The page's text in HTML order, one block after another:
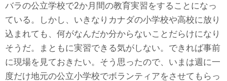
バラの公立学校で2か月間の教育実習をすることになっ
ている。しかし、いきなりカナダの小学校や高校に放り
込まれても、何がなんだか分からないことだらけになり
そうだ。まともに実習できる気がしない。できれば事前
に現場を見ておきたい。そう思ったので、いまは週に一
度だけ地元の公立小学校でボランティアをさせてもらっ